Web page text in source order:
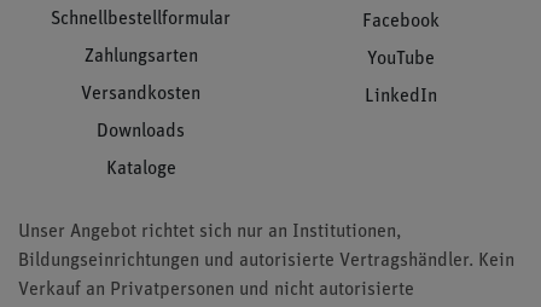
Schnellbestellformular
Zahlungsarten
Versandkosten
Downloads
Kataloge
Facebook
YouTube
LinkedIn
Unser Angebot richtet sich nur an Institutionen,
Bildungseinrichtungen und autorisierte Vertragshändler. Kein
Verkauf an Privatpersonen und nicht autorisierte